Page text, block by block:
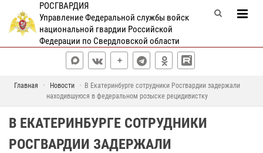
РОСГВАРДИЯ
Управление Федеральной службы войск
национальной гвардии Российской
Федерации по Свердловской области
Главная Новости
В Екатеринбурге сотрудники Росгвардии задержали
находившуюся в федеральном розыске рецидивистку
В ЕКАТЕРИНБУРГЕ СОТРУДНИКИ
РОСГВАРДИИ ЗАДЕРЖАЛИ